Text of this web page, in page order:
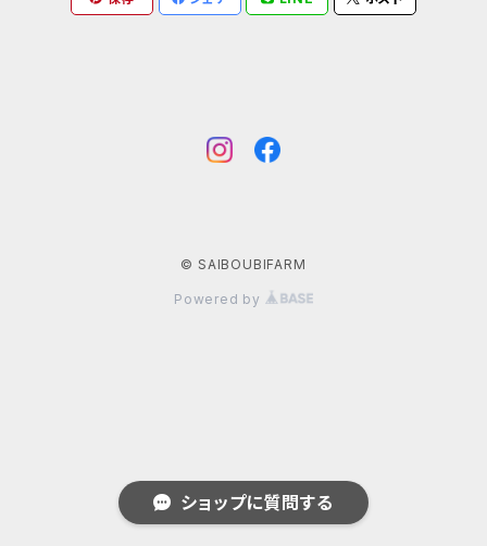
© SAIBOUBIFARM
Powered by
ショップに質問する